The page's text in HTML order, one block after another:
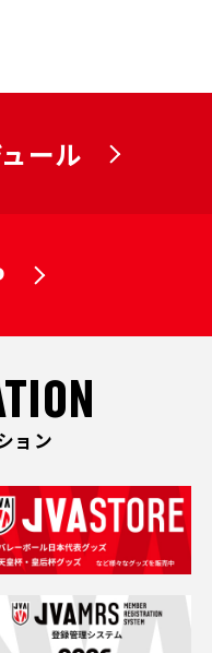
ール
ョン